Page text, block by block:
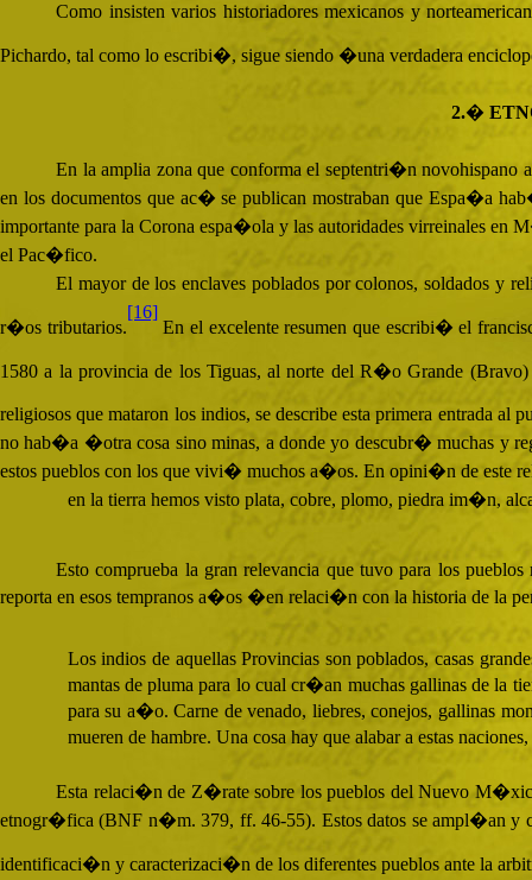
Como insisten varios historiadores mexicanos y
Pichardo, tal como lo escribi�, sigue siendo �una verdadera
2.�
En la amplia zona que conforma el septentri�n novohispano
en los documentos que ac� se publican mostraban que Espa�a
importante para la Corona espa�ola y las autoridades virreinales en
el Pac�fico.
El mayor de los enclaves poblados por colonos, soldados y
r�os tributarios.
[16]
En el excelente resumen que escribi� el
1580 a la provincia de los Tiguas, al norte del R�o Grande
religiosos que mataron los indios, se describe esta primera entrada al
no hab�a �otra cosa sino minas, a donde yo descubr� muchas y
estos pueblos con los que vivi� muchos a�os. En opini�n de este
en la tierra hemos visto plata, cobre, plomo, piedra im�n,
Esto comprueba la gran relevancia que tuvo para los
reporta en esos tempranos a�os �en relaci�n con la historia de la
Los indios de aquellas Provincias son poblados, casas
mantas de pluma para lo cual cr�an muchas gallinas de la
para su a�o. Carne de venado, liebres, conejos, gallinas
mueren de hambre. Una cosa hay que alabar a estas
Esta relaci�n de Z�rate sobre los pueblos del Nuevo
etnogr�fica (BNF n�m. 379, ff. 46-55). Estos datos se ampl�an y
identificaci�n y caracterizaci�n de los diferentes pueblos ante la